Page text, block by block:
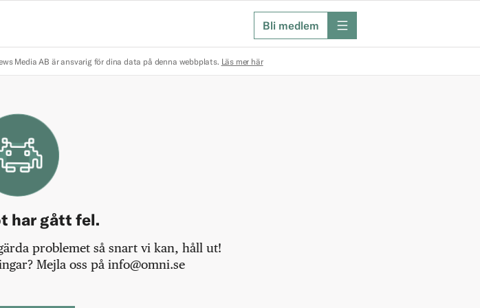
Bli medlem meny
Media AB är ansvarig för dina data på denna webbplats. Läs mer här
har gått fel.
problemet så snart vi kan, håll ut!
Mejla oss på info@omni.se